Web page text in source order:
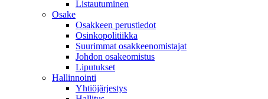
Listautuminen
Osake
Osakkeen perustiedot
Osinkopolitiikka
Suurimmat osakkeenomistajat
Johdon osakeomistus
Liputukset
Hallinnointi
Yhtiöjärjestys